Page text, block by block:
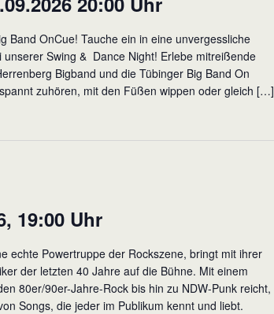
Band OnCue! Tauche ein in eine unvergessliche
Swing & Dance Night! Erlebe mitreißende
Bigband und die Tübinger Big Band On
zuhören, mit den Füßen wippen oder gleich […]
19:00 Uhr
echte Powertruppe der Rockszene, bringt mit ihrer
der letzten 40 Jahre auf die Bühne. Mit einem
80er/90er-Jahre-Rock bis hin zu NDW-Punk reicht,
Songs, die jeder im Publikum kennt und liebt.